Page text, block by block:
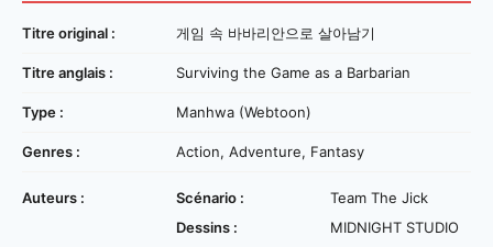
Titre original : 게임 속 바바리안으로 살아남기
Titre anglais : Surviving the Game as a Barbarian
Type : Manhwa (Webtoon)
Genres : Action, Adventure, Fantasy
Auteurs : Scénario :
Team The Jick
Dessins :
MIDNIGHT STUDIO